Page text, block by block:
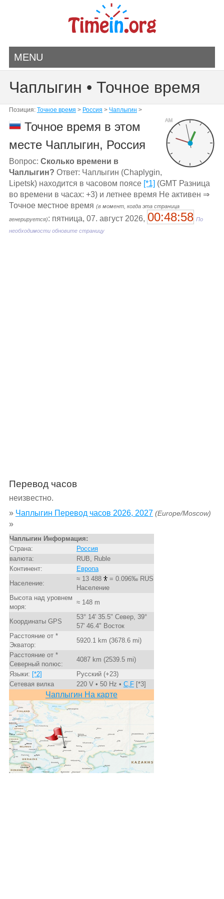
MENU
Чаплыгин • Точное время
Позиция: Точное время > Россия > Чаплыгин >
AM
Точное время в этом
месте Чаплыгин, Россия
Вопрос: Сколько времени в
Чаплыгин? Ответ: Чаплыгин (Chaplygin,
Lipetsk) находится в часовом поясе [*1] (GMT Разница
во времени в часах: +3) и летнее время Не активен ⇒
Точное местное время (в момент, когда эта страница
генерируется): пятница, 07. август 2026, 00:48:58 По
необходимости обновите страницу
Перевод часов
неизвестно.
» Чаплыгин Перевод часов 2026, 2027 (Europe/Moscow)
»
Чаплыгин Информация:
Страна:
Россия
валюта:
RUB, Ruble
Континент:
Европа
Население:
≈ 13 488
= 0.096‰ RUS
Население
Высота над уровнем
моря:
≈ 148 m
Координаты GPS
53° 14' 35.5" Север, 39°
57' 46.4" Восток
Расстояние от *
Экватор:
5920.1 km (3678.6 mi)
Расстояние от *
Северный полюс:
4087 km (2539.5 mi)
Языки: [*2]
Русский (+23)
Сетевая вилка
220 V • 50 Hz • C,F[*3]
Чаплыгин На карте